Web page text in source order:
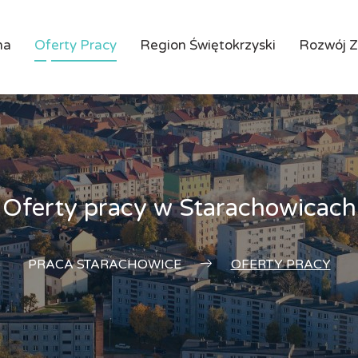
Oferty Pracy Region Świętokrzyski Rozwój
Oferty pracy w Starachowicach
PRACA STARACHOWICE OFERTY PRACY